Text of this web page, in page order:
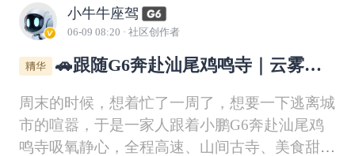
小牛牛座驾
06-09 08:20 · 社区创作者
🚗跟随G6奔赴汕尾鸡鸣寺｜云雾古
周末的时候，想着忙了一周了，想要一下逃离城
市的喧嚣，于是一家人跟着小鹏G6奔赴汕尾鸡
鸣寺吸氧静心，全程高速、山间古寺、美食甜品